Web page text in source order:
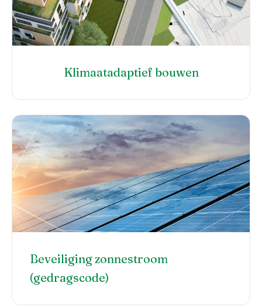
Klimaatadaptief bouwen
Beveiliging zonnestroom
(gedragscode)